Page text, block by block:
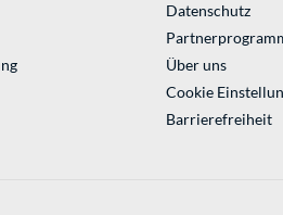
Datenschutz
Über uns
Cookie
Barrierefreiheit